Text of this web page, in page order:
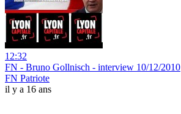
12:32
FN - Bruno Gollnisch - interview 10/12/2010
FN Patriote
il y a 16 ans